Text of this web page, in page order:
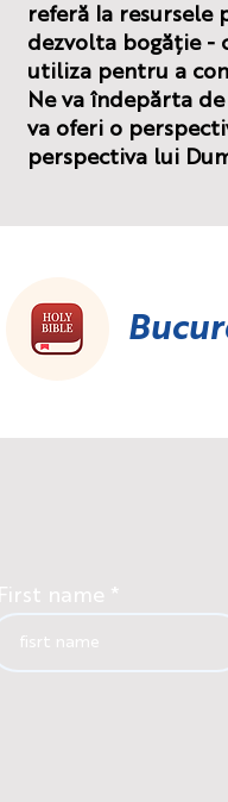
referă la resursele
dezvolta bogăție -
utiliza pentru a
Ne va îndepărta
va oferi o
perspectiva lui
First name